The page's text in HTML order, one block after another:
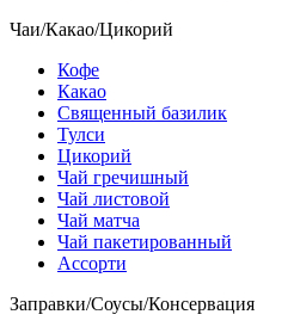
Чаи/Какао/Цикорий
Кофе
Какао
Священный базилик
Тулси
Цикорий
Чай гречишный
Чай листовой
Чай матча
Чай пакетированный
Ассорти
Заправки/Соусы/Консервация